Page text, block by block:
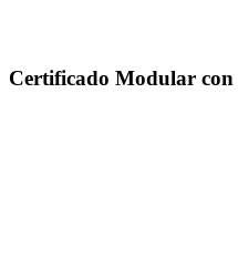
Certificado Modular con